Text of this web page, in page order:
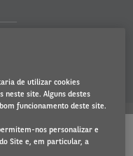
de utilizar cookies
neste site. Alguns destes
funcionamento deste site.
nos personalizar e
Site e, em particular, a